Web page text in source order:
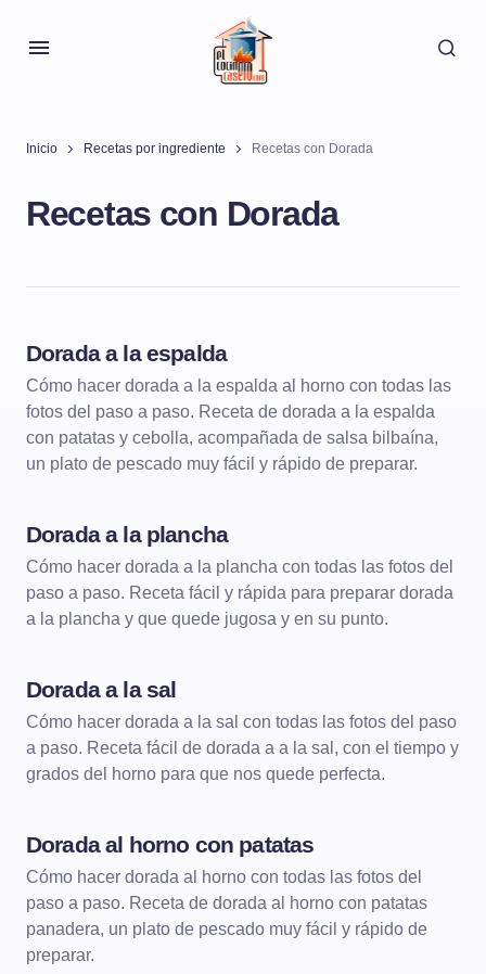
Inicio Recetas por ingrediente Recetas con Dorada
Recetas con Dorada
PESCADOS AL HORNO
Dorada a la espalda
Cómo hacer dorada a la espalda al horno con todas las
fotos del paso a paso. Receta de dorada a la espalda
con patatas y cebolla, acompañada de salsa bilbaína,
un plato de pescado muy fácil y rápido de preparar.
PESCADOS A LA PLANCHA
Dorada a la plancha
Cómo hacer dorada a la plancha con todas las fotos del
paso a paso. Receta fácil y rápida para preparar dorada
a la plancha y que quede jugosa y en su punto.
PESCADOS AL HORNO
Dorada a la sal
Cómo hacer dorada a la sal con todas las fotos del paso
a paso. Receta fácil de dorada a a la sal, con el tiempo y
grados del horno para que nos quede perfecta.
PESCADOS AL HORNO
Dorada al horno con patatas
Cómo hacer dorada al horno con todas las fotos del
paso a paso. Receta de dorada al horno con patatas
panadera, un plato de pescado muy fácil y rápido de
preparar.